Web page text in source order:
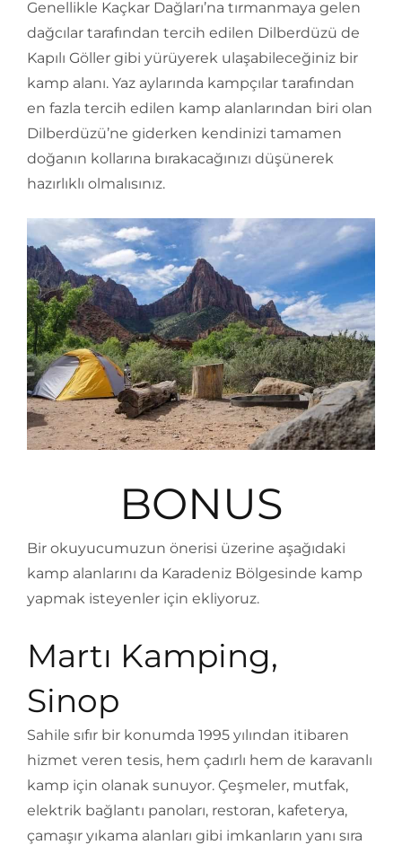
Genellikle Kaçkar Dağları’na tırmanmaya gelen
dağcılar tarafından tercih edilen Dilberdüzü de
Kapılı Göller gibi yürüyerek ulaşabileceğiniz bir
kamp alanı. Yaz aylarında kampçılar tarafından
en fazla tercih edilen kamp alanlarından biri olan
Dilberdüzü’ne giderken kendinizi tamamen
doğanın kollarına bırakacağınızı düşünerek
hazırlıklı olmalısınız.
BONUS
Bir okuyucumuzun önerisi üzerine aşağıdaki
kamp alanlarını da Karadeniz Bölgesinde kamp
yapmak isteyenler için ekliyoruz.
Martı Kamping,
Sinop
Sahile sıfır bir konumda 1995 yılından itibaren
hizmet veren tesis, hem çadırlı hem de karavanlı
kamp için olanak sunuyor. Çeşmeler, mutfak,
elektrik bağlantı panoları, restoran, kafeterya,
çamaşır yıkama alanları gibi imkanların yanı sıra